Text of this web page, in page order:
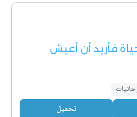
فأريد أن أعيش
تحميل